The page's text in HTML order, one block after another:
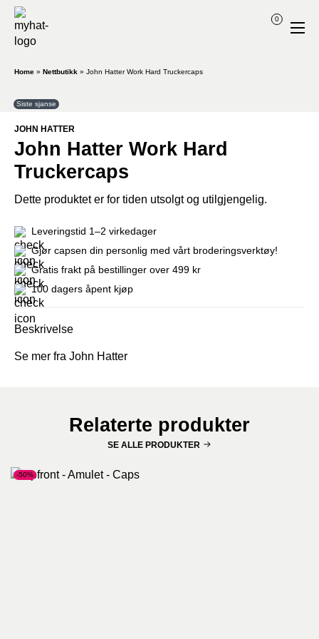
0
Home » Nettbutikk » John Hatter Work Hard Truckercaps
Siste sjanse
JOHN HATTER
John Hatter Work Hard
Truckercaps
Dette produktet er for tiden utsolgt og utilgjengelig.
Leveringstid 1–2 virkedager
Gjør capsen din personlig med vårt broderingsverktøy!
Gratis frakt på bestillinger over 499 kr
100 dagers åpent kjøp
Beskrivelse
Se mer fra John Hatter
Relaterte produkter
SE ALLE PRODUKTER
-50%